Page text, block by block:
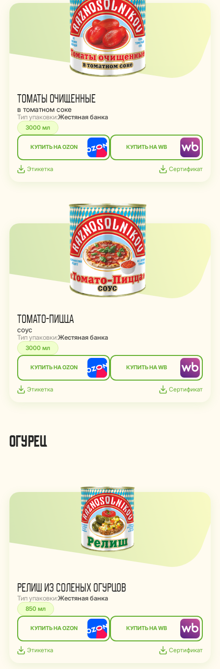
ТОМАТЫ ОЧИЩЕННЫЕ
в томатном соке
Тип упаковки:Жестяная банка
3000 мл
КУПИТЬ НА OZON КУПИТЬ НА WB
Этикетка Сертификат
ТОМАТО-ПИЦЦА
соус
Тип упаковки:Жестяная банка
3000 мл
КУПИТЬ НА OZON КУПИТЬ НА WB
Этикетка Сертификат
ОГУРЕЦ
РЕЛИШ ИЗ СОЛЕНЫХ ОГУРЦОВ
Тип упаковки:Жестяная банка
850 мл
КУПИТЬ НА OZON КУПИТЬ НА WB
Этикетка Сертификат